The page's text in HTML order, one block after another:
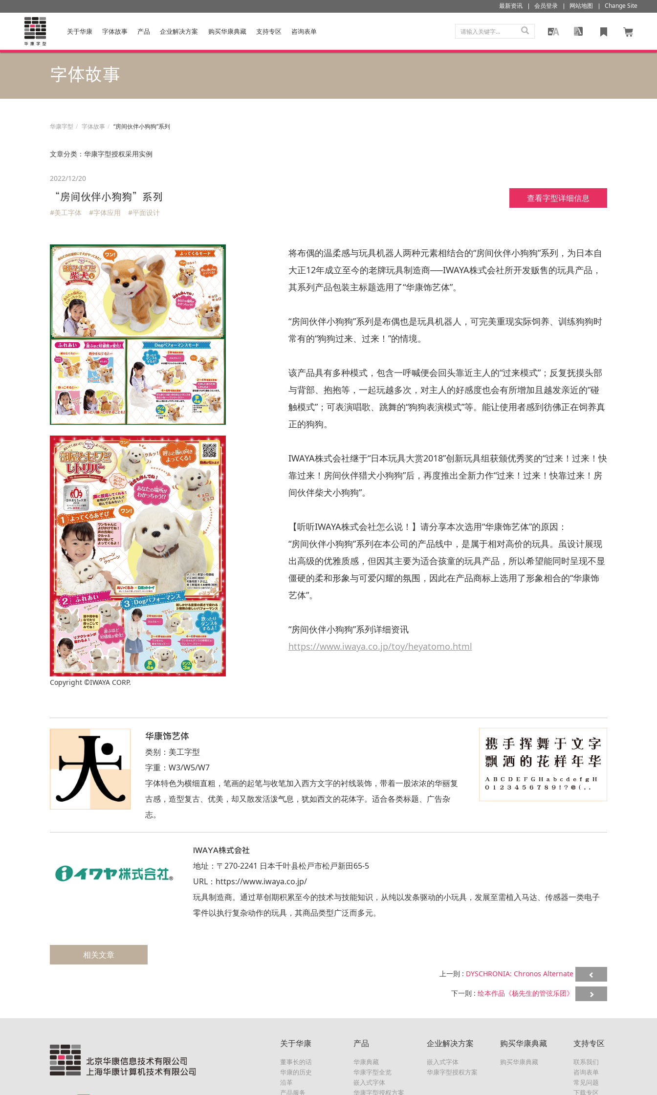
最新资讯 会员登录 网站地图 Change Site
关于华康 字体故事 产品 企业解决方案 购买华康典藏 支持专区 咨询表单
字体故事
华康字型 字体故事 “房间伙伴小狗狗”系列
文章分类： 华康字型授权采用实例
2022/12/20
“房间伙伴小狗狗”系列
#美工字体 #字体应用 #平面设计
查看字型详细信息
Copyright ©IWAYA CORP.
将布偶的温柔感与玩具机器人两种元素相结合的“房间伙伴小狗狗”系列，为日本自
大正12年成立至今的老牌玩具制造商──IWAYA株式会社所开发贩售的玩具产品，
其系列产品包装主标题选用了“华康饰艺体”。
“房间伙伴小狗狗”系列是布偶也是玩具机器人，可完美重现实际饲养、训练狗狗时
常有的“狗狗过来、过来！”的情境。
该产品具有多种模式，包含一呼喊便会回头靠近主人的“过来模式”；反复抚摸头部
与背部、抱抱等，一起玩越多次，对主人的好感度也会有所增加且越发亲近的“碰
触模式”；可表演唱歌、跳舞的“狗狗表演模式”等。能让使用者感到彷佛正在饲养真
正的狗狗。
IWAYA株式会社继于“日本玩具大赏2018”创新玩具组获颁优秀奖的“过来！过来！快
靠过来！房间伙伴猎犬小狗狗”后，再度推出全新力作“过来！过来！快靠过来！房
间伙伴柴犬小狗狗”。
【听听IWAYA株式会社怎么说！】请分享本次选用“华康饰艺体”的原因：
“房间伙伴小狗狗”系列在本公司的产品线中，是属于相对高价的玩具。虽设计展现
出高级的优雅质感，但因其主要为适合孩童的玩具产品，所以希望能同时呈现不显
僵硬的柔和形象与可爱闪耀的氛围，因此在产品商标上选用了形象相合的“华康饰
艺体”。
“房间伙伴小狗狗”系列详细资讯
https://www.iwaya.co.jp/toy/heyatomo.html
华康饰艺体
类别：美工字型
字重：W3/W5/W7
字体特色为横细直粗，笔画的起笔与收笔加入西方文字的衬线装饰，带着一股浓浓的华丽复
古感，造型复古、优美，却又散发活泼气息，犹如西文的花体字。适合各类标题、广告杂
志。
IWAYA株式会社
地址：〒270-2241 日本千叶县松戸市松戸新田65-5
URL：https://www.iwaya.co.jp/
玩具制造商。通过草创期积累至今的技术与技能知识，从纯以发条驱动的小玩具，发展至需植入马达、传感器一类电子
零件以执行复杂动作的玩具，其商品类型广泛而多元。
相关文章
上一則 : DYSCHRONIA: Chronos Alternate
下一則 : 绘本作品《杨先生的管弦乐团》
关于华康
董事长的话
华康的历史
沿革
产品服务
产品
华康典藏
华康字型全览
嵌入式字体
华康字型授权方案
企业解决方案
嵌入式字体
华康字型授权方案
购买华康典藏
购买华康典藏
支持专区
联系我们
咨询表单
常见问题
下载专区